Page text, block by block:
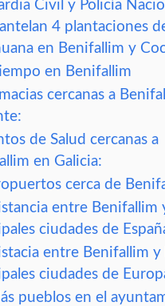
Civil y Policía
4 plantaciones
en Benifallim y
en Benifallim
cercanas a
de Salud cercanas a
en Galicia:
cerca de
entre Benifallim
ciudades de
entre Benifallim y
ciudades de
pueblos en el